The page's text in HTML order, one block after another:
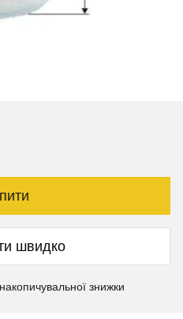
швидко
знижки